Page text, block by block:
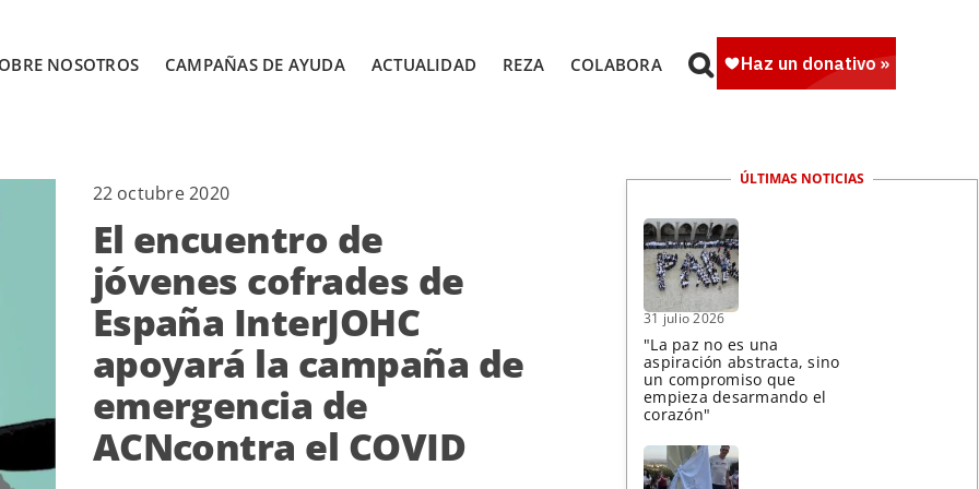
NOSOTROS CAMPAÑAS DE AYUDA ACTUALIDAD REZA COLABORA
22 octubre 2020
El encuentro de
jóvenes cofrades de
España InterJOHC
apoyará la campaña de
emergencia de
ACNcontra el COVID
ÚLTIMAS NOTICIAS
31 julio 2026
"La paz no es una
aspiración abstracta, sino
un compromiso que
empieza desarmando el
corazón"